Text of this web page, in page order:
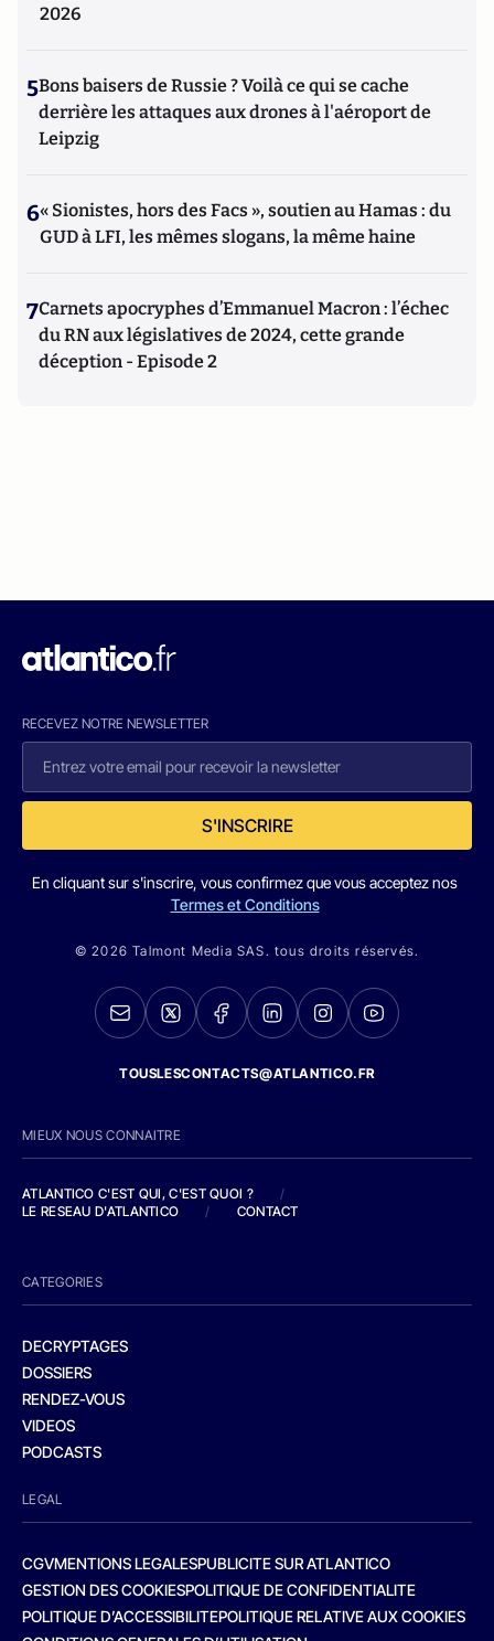
2026
5Bons baisers de Russie ? Voilà ce qui se cache
derrière les attaques aux drones à l'aéroport de
Leipzig
6« Sionistes, hors des Facs », soutien au Hamas : du
GUD à LFI, les mêmes slogans, la même haine
7Carnets apocryphes d’Emmanuel Macron : l’échec
du RN aux législatives de 2024, cette grande
déception - Episode 2
RECEVEZ NOTRE NEWSLETTER
S'INSCRIRE
En cliquant sur s'inscrire, vous confirmez que vous acceptez nos
Termes et Conditions
© 2026 Talmont Media SAS. tous droits réservés.
TOUSLESCONTACTS@ATLANTICO.FR
MIEUX NOUS CONNAITRE
ATLANTICO C'EST QUI, C'EST QUOI ?
/
LE RESEAU D'ATLANTICO
/ CONTACT
CATEGORIES
DECRYPTAGES
DOSSIERS
RENDEZ-VOUS
VIDEOS
PODCASTS
LEGAL
CGVMENTIONS LEGALESPUBLICITE SUR ATLANTICO
GESTION DES COOKIESPOLITIQUE DE CONFIDENTIALITE
POLITIQUE D’ACCESSIBILITEPOLITIQUE RELATIVE AUX COOKIES